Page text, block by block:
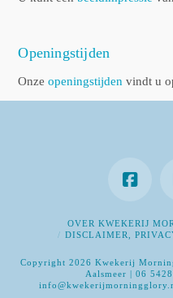
Openingstijden
Onzeopeningstijden vindt u
OVER KWEKERIJ
DISCLAIMER,
Copyright 2026 Kwekerij
Aalsmeer | 06